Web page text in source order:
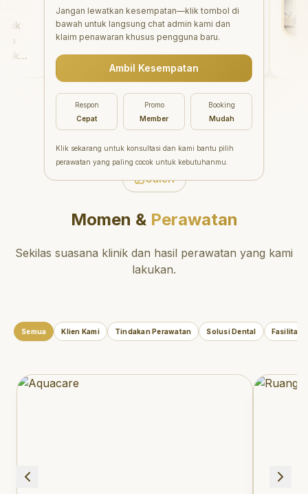
"Aesthetic Pondok Indah
menawarkan perawatan gigi
yang luar biasa untuk semua
orang. Dokter giginya
profesional, ramah, dan
meluangkan waktu untuk
mengedukasi pasien tentang
kesehatan gigi dan mulut
yang baik. Klinik ini terletak di
daerah yang strategis,
sehingga nyaman untuk
direkomendasikan untuk
dan berkualitas! "
Galeri
Momen &Perawatan
Sekilas suasana klinik dan hasil perawatan yang kami
lakukan.
Semua Klien Kami Tindakan Perawatan Solusi Dental Fasilitas
Jangan lewatkan kesempatan—klik tombol di
bawah untuk langsung chat admin kami dan
klaim penawaran khusus pengguna baru.
Ambil Kesempatan
Respon
Cepat
Promo
Member
Booking
Mudah
Klik sekarang untuk konsultasi dan kami bantu pilih
perawatan yang paling cocok untuk kebutuhanmu.